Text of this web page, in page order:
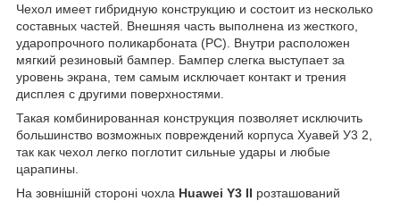
Чехол имеет гибридную конструкцию и состоит из несколько
составных частей. Внешняя часть выполнена из жесткого,
ударопрочного поликарбоната (PC). Внутри расположен
мягкий резиновый бампер. Бампер слегка выступает за
уровень экрана, тем самым исключает контакт и трения
дисплея с другими поверхностями.
Такая комбинированная конструкция позволяет исключить
большинство возможных повреждений корпуса Хуавей У3 2,
так как чехол легко поглотит сильные удары и любые
царапины.
На зовнішній стороні чохла Huawei Y3 II розташований